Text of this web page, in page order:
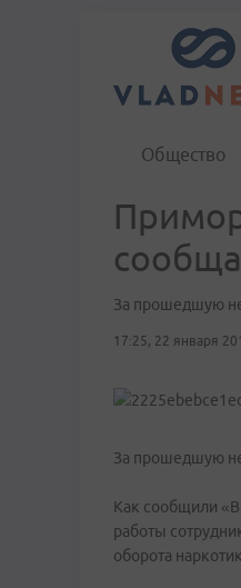
Общество
За прошедшую
17:25, 22 января
За прошедшую
Как сообщили
работы
оборота